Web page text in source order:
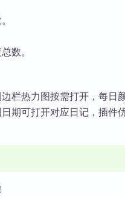
数。
栏热力图按需打开，每日
期可打开对应日记，插件